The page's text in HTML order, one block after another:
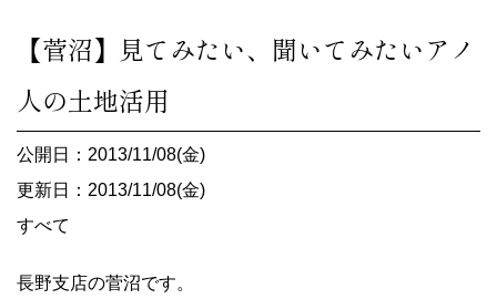
【菅沼】見てみたい、聞いてみたいアノ
人の土地活用
公開日：2013/11/08(金)
更新日：2013/11/08(金)
すべて
長野支店の菅沼です。